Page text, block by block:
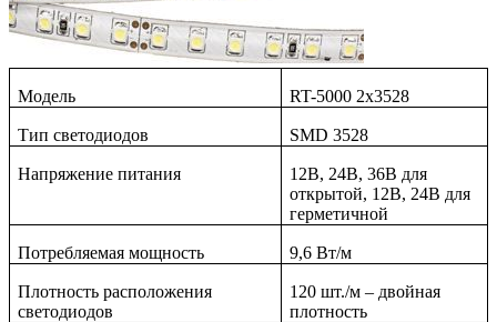
Модель RT-5000 2x3528
Тип светодиодов SMD 3528
Напряжение питания
12В, 24В, 36В для
открытой, 12В, 24В для
герметичной
Потребляемая мощность 9,6 Вт/м
Плотность расположения
светодиодов
120 шт./м – двойная
плотность